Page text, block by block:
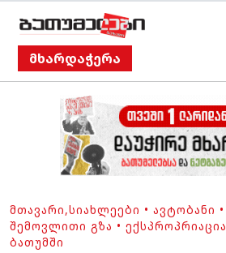
მხარდაჭერა
ᲛᲗᲐᲕᲐᲠᲘ,ᲡᲘᲐᲮᲚᲔᲔᲑᲘ • ᲐᲕᲢᲝᲑᲐᲜᲘ •
ᲨᲔᲛᲝᲕᲚᲘᲗᲘ ᲒᲖᲐ • ᲔᲥᲡᲞᲠᲝᲞᲠᲘᲐᲪᲘᲐ
ᲑᲐᲗᲣᲛᲨᲘ